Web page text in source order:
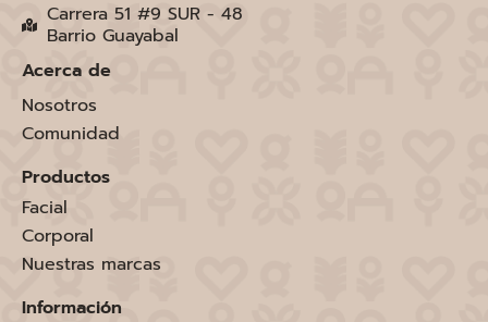
Carrera 51 #9 SUR - 48
Barrio Guayabal
Acerca de
Nosotros
Comunidad
Productos
Facial
Corporal
Nuestras marcas
Información